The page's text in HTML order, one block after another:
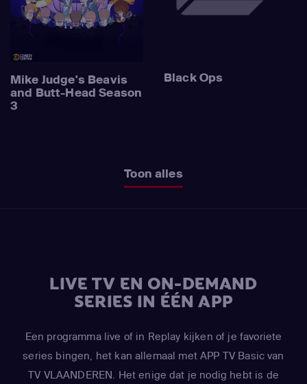
Mike Judge's Beavis
and Butt-Head Season
3
Black Ops
Toon alles
LIVE TV EN ON-DEMAND
SERIES IN ÉÉN APP
Een programma live of in Replay kijken of je favoriete
series bingen, het kan allemaal met APP TV Basic van
TV VLAANDEREN. Het enige dat je nodig hebt is de